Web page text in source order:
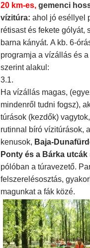
20 km-es, gemenci
vízitúra: ahol jó eséllyel
rétisast és fekete gólyát,
barna kányát. A kb. 6-
programja a vízállás és
szerint alakul:
3.1.
Ha vízállás magas,
mindenről tudni fogsz),
túrások (kezdők)
rutinnal bíró vízitúrások,
kenusok, Baja-
Ponty és a Bárka utcák
pólóban a túravezető.
felszerelésosztás,
magunkat a fák közé.